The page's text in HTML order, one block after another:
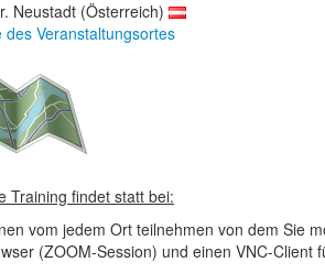
Neustadt (Österreich)
des Veranstaltungsortes
Training findet statt bei:
vom jedem Ort teilnehmen von dem Sie
(ZOOM-Session) und einen VNC-Client